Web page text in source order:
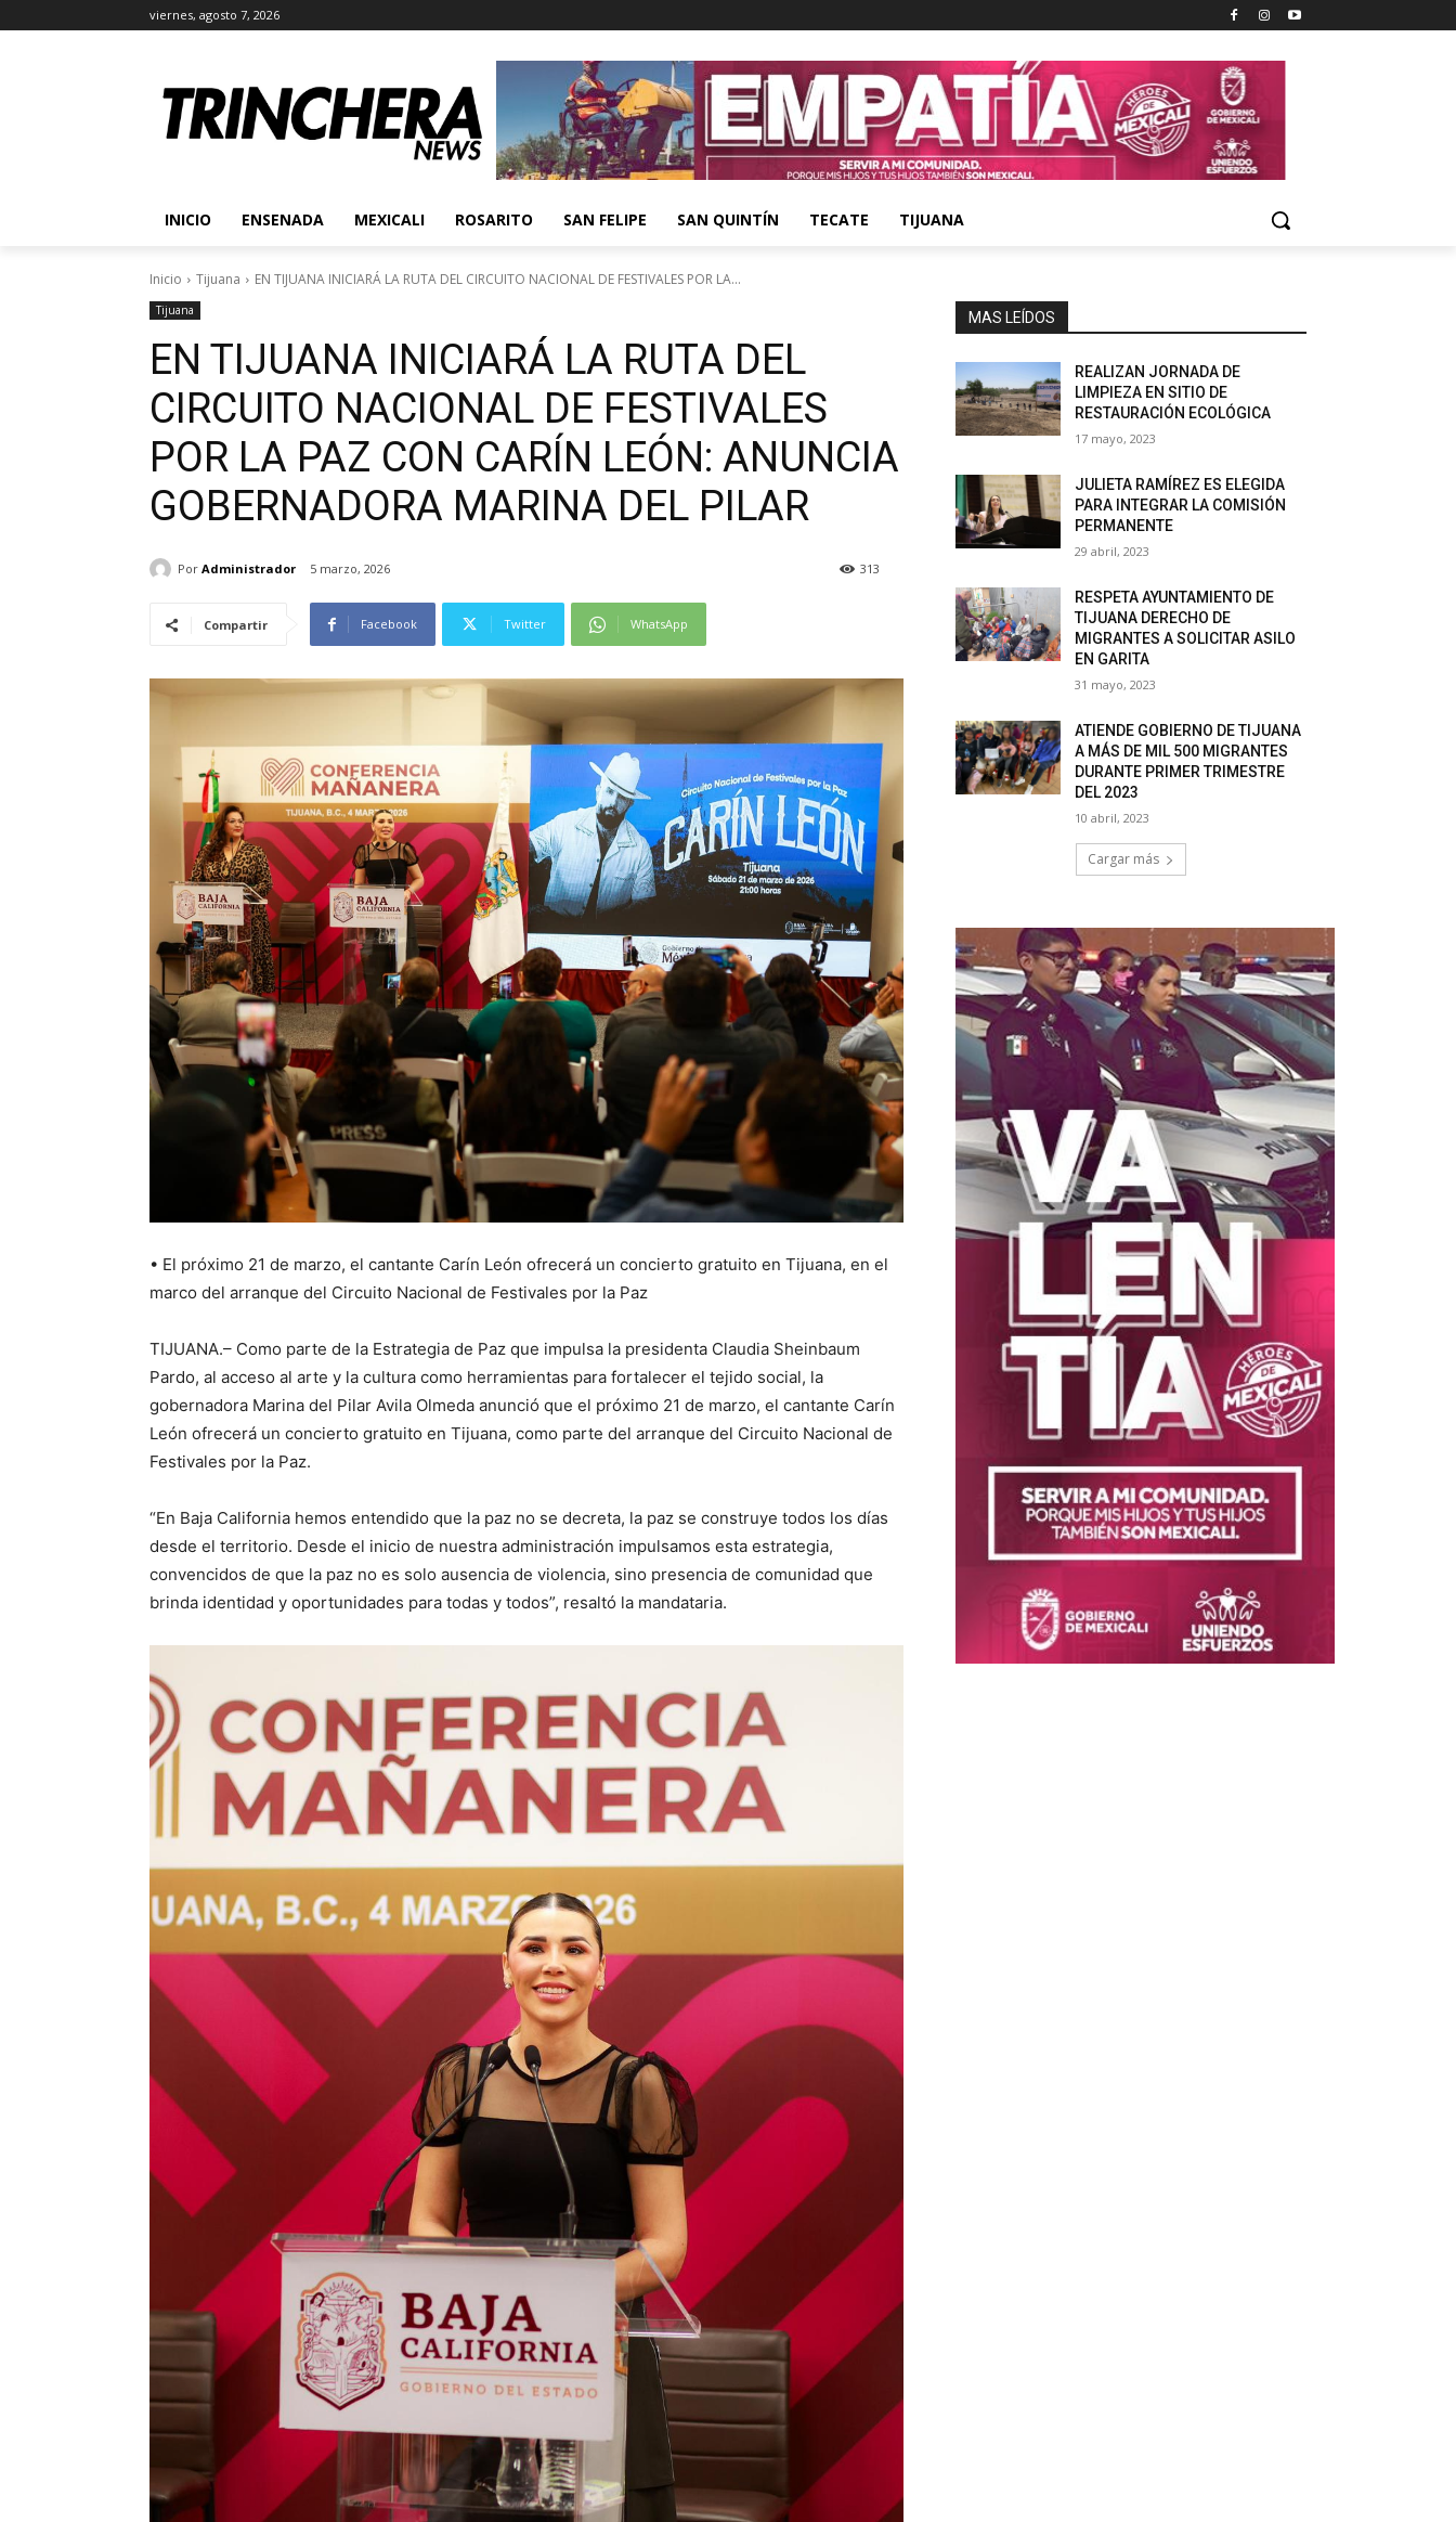
viernes, agosto 7, 2026
INICIO ENSENADA MEXICALI ROSARITO SAN FELIPE SAN QUINTÍN TECATE TIJUANA
Inicio Tijuana EN TIJUANA INICIARÁ LA RUTA DEL CIRCUITO NACIONAL DE FESTIVALES POR LA...
Tijuana
EN TIJUANA INICIARÁ LA RUTA DEL
CIRCUITO NACIONAL DE FESTIVALES
POR LA PAZ CON CARÍN LEÓN: ANUNCIA
GOBERNADORA MARINA DEL PILAR
Por Administrador 5 marzo, 2026 313
Compartir Facebook Twitter WhatsApp
• El próximo 21 de marzo, el cantante Carín León ofrecerá un concierto gratuito en Tijuana, en el
marco del arranque del Circuito Nacional de Festivales por la Paz
TIJUANA.– Como parte de la Estrategia de Paz que impulsa la presidenta Claudia Sheinbaum
Pardo, al acceso al arte y la cultura como herramientas para fortalecer el tejido social, la
gobernadora Marina del Pilar Avila Olmeda anunció que el próximo 21 de marzo, el cantante Carín
León ofrecerá un concierto gratuito en Tijuana, como parte del arranque del Circuito Nacional de
Festivales por la Paz.
“En Baja California hemos entendido que la paz no se decreta, la paz se construye todos los días
desde el territorio. Desde el inicio de nuestra administración impulsamos esta estrategia,
convencidos de que la paz no es solo ausencia de violencia, sino presencia de comunidad que
brinda identidad y oportunidades para todas y todos”, resaltó la mandataria.
MAS LEÍDOS
REALIZAN JORNADA DE
LIMPIEZA EN SITIO DE
RESTAURACIÓN ECOLÓGICA
17 mayo, 2023
JULIETA RAMÍREZ ES ELEGIDA
PARA INTEGRAR LA COMISIÓN
PERMANENTE
29 abril, 2023
RESPETA AYUNTAMIENTO DE
TIJUANA DERECHO DE
MIGRANTES A SOLICITAR ASILO
EN GARITA
31 mayo, 2023
ATIENDE GOBIERNO DE TIJUANA
A MÁS DE MIL 500 MIGRANTES
DURANTE PRIMER TRIMESTRE
DEL 2023
10 abril, 2023
Cargar más